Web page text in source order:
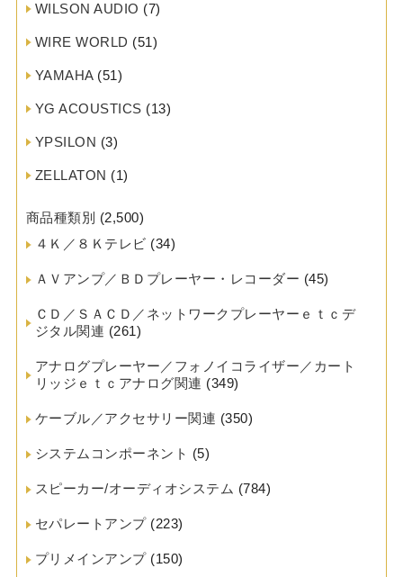
WILSON AUDIO (7)
WIRE WORLD (51)
YAMAHA(51)
YG ACOUSTICS (13)
YPSILON (3)
ZELLATON (1)
商品種類別 (2,500)
４Ｋ／８Ｋテレビ (34)
ＡＶアンプ／ＢＤプレーヤー・レコーダー (45)
ＣＤ／ＳＡＣＤ／ネットワークプレーヤーｅｔｃデ
ジタル関連 (261)
アナログプレーヤー／フォノイコライザー／カート
リッジｅｔｃアナログ関連 (349)
ケーブル／アクセサリー関連 (350)
システムコンポーネント (5)
スピーカー/オーディオシステム (784)
セパレートアンプ(223)
プリメインアンプ(150)